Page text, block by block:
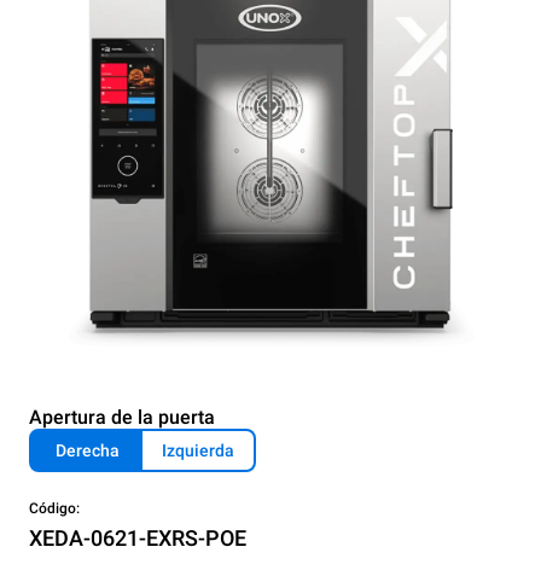
Apertura de la puerta
Derecha Izquierda
Código:
XEDA-0621-EXRS-POE